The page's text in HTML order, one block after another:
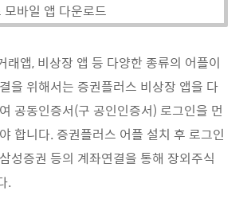
바일 앱 다운로드
래앱, 비상장 앱 등 다양한 종류의 어플이
을 위해서는 증권플러스 비상장 앱을 다
공동인증서(구 공인인증서) 로그인을 먼
합니다. 증권플러스 어플 설치 후 로그인
성증권 등의 계좌연결을 통해 장외주식
.